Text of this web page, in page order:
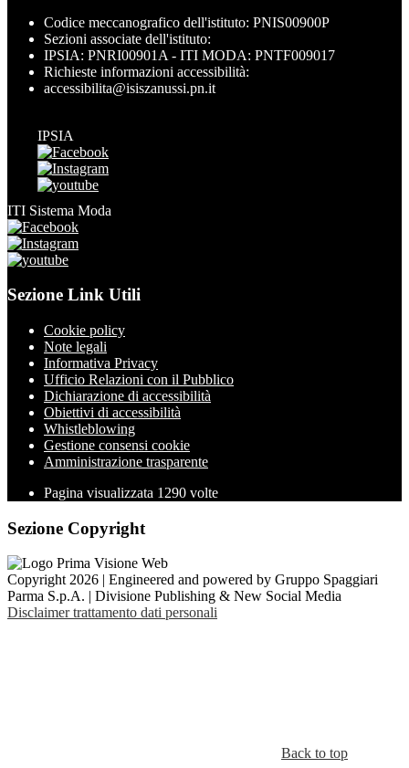
Codice meccanografico dell'istituto: PNIS00900P
Sezioni associate dell'istituto:
IPSIA: PNRI00901A - ITI MODA: PNTF009017
Richieste informazioni accessibilità:
accessibilita@isiszanussi.pn.it
IPSIA
ITI Sistema Moda
Sezione Link Utili
Cookie policy
Note legali
Informativa Privacy
Ufficio Relazioni con il Pubblico
Dichiarazione di accessibilità
Obiettivi di accessibilità
Whistleblowing
Gestione consensi cookie
Amministrazione trasparente
Pagina visualizzata 1290 volte
Sezione Copyright
Copyright 2026 | Engineered and powered by Gruppo Spaggiari
Parma S.p.A. | Divisione Publishing & New Social Media
Disclaimer trattamento dati personali
Back to top